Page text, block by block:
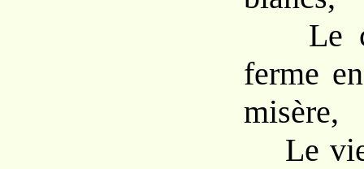
Le
ferme
misère,
Le